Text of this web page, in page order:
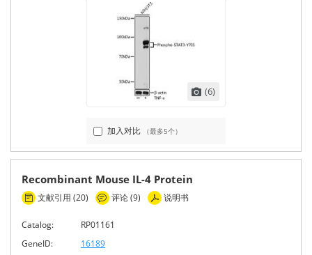
(6)
加入对比 （最多5个）
Recombinant Mouse IL-4 Protein
文献引用 (20) 评论 (9) 说明书
Catalog:
RP01161
GeneID:
16189